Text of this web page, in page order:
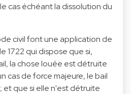
cas échéant la dissolution du
civil font une application de
1722 qui dispose que si,
la chose louée est détruite
cas de force majeure, le bail
et que si elle n'est détruite